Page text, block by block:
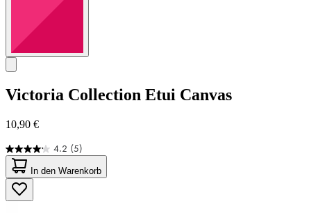
Victoria Collection Etui Canvas
10,90 €
4.2 (5)
4.2
von
5
Sternen.
5
In den Warenkorb